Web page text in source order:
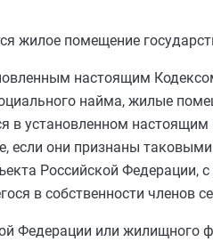
жилое помещение
настоящим
найма, жилые
в установленном
если они признаны
Российской Федерации,
в собственности членов
или жилищного